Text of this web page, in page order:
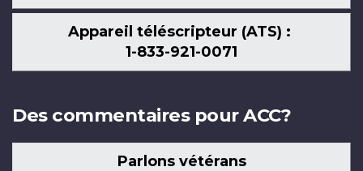
Appareil téléscripteur (ATS) :
1-833-921-0071
Des commentaires pour ACC?
Parlons vétérans